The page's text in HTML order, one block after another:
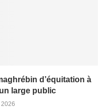
d’équitation à
large public